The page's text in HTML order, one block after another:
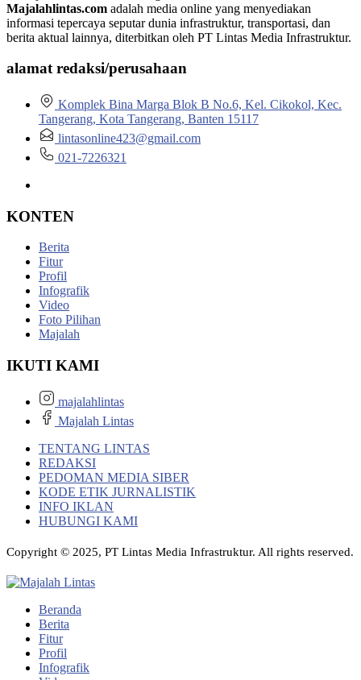
Majalahlintas.com adalah media online yang menyediakan
informasi tepercaya seputar dunia infrastruktur, transportasi, dan
berita aktual lainnya, diterbitkan oleh PT Lintas Media Infrastruktur.
alamat redaksi/perusahaan
Komplek Bina Marga Blok B No.6, Kel. Cikokol, Kec.
Tangerang, Kota Tangerang, Banten 15117
lintasonline423@gmail.com
021-7226321
KONTEN
Berita
Fitur
Profil
Infografik
Video
Foto Pilihan
Majalah
IKUTI KAMI
majalahlintas
Majalah Lintas
TENTANG LINTAS
REDAKSI
PEDOMAN MEDIA SIBER
KODE ETIK JURNALISTIK
INFO IKLAN
HUBUNGI KAMI
Copyright © 2025, PT Lintas Media Infrastruktur. All rights reserved.
Beranda
Berita
Fitur
Profil
Infografik